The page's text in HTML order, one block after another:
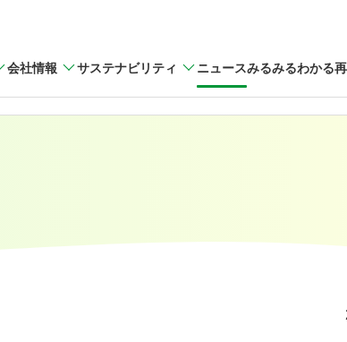
会社情報 サステナビリティ ニュースみるみるわかる